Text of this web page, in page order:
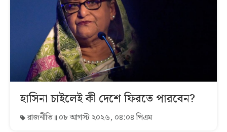
হাসিনা চাইলেই কী দেশে ফিরতে পারবেন?
রাজনীতি ০৮ আগস্ট ২০২৬, ০৪:০৪ পিএম